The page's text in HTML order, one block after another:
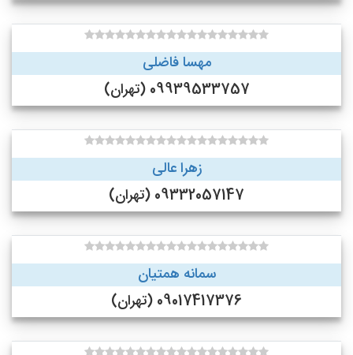
مهسا فاضلی
09939533757 (تهران)
زهرا عالی
09332057147 (تهران)
سمانه همتیان
09017417376 (تهران)